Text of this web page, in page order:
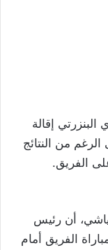
إقالة
من النتائج
الفريق.
أن رئيس
الفريق أمام